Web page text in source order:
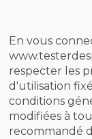
En vous
respecter les
d'utilisation
conditions
modifiées à
recommandé